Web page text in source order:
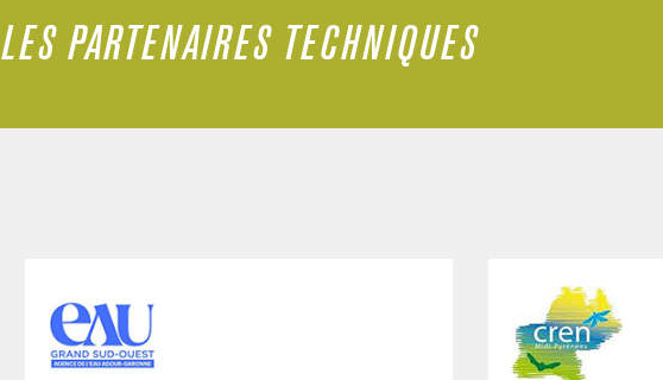
LES PARTENAIRES TECHNIQUES